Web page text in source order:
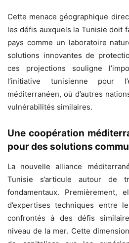
Cette menace géographique
les défis auxquels la Tunisie doit
pays comme un laboratoire
solutions innovantes de
ces projections souligne
l’initiative tunisienne pour
méditerranéen, où d’autres
vulnérabilités similaires.
Une coopération
pour des solutions
La nouvelle alliance
Tunisie s’articule autour de
fondamentaux. Premièrement,
d’expertises techniques entre
confrontés à des défis
niveau de la mer. Cette